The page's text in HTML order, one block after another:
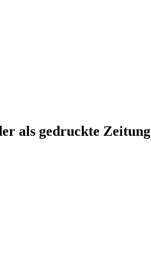
als gedruckte Zeitung